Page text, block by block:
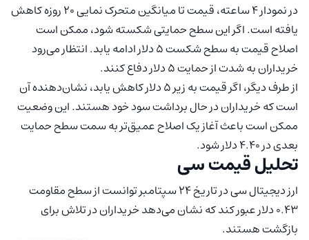
در نمودار 4 ساعته، قیمت تا میانگین متحرک نمایی 20 روزه کاهش
یافته است. اگر این سطح حمایتی شکسته شود، ممکن است
اصلاح قیمت به سطح شکست 5 دلار ادامه یابد. انتظار می‌رود
خریداران به‌ شدت از حمایت 5 دلار دفاع کنند.
از طرف دیگر، اگر قیمت به زیر 5 دلار کاهش یابد، نشان‌دهنده آن
است که خریداران در حال برداشت سود خود هستند. این وضعیت
ممکن است باعث آغاز یک اصلاح عمیق‌تر به سمت سطح حمایت
بعدی در 4.40 دلار شود.
تحلیل قیمت سی
ارز دیجیتال سی در تاریخ 24 سپتامبر توانست از سطح مقاومت
0.43 دلار عبور کند که نشان می‌دهد خریداران در تلاش برای
بازگشت هستند.